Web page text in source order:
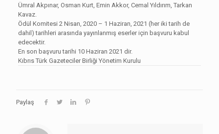
Ümral Akpınar, Osman Kurt, Emin Akkor, Cemal Yıldırım, Tarkan
Kavaz.
Ödül Komitesi 2 Nisan, 2020 – 1 Haziran, 2021 (her iki tarih de
dahil) tarihleri arasında yayınlanmış eserler için başvuru kabul
edecektir.
En son başvuru tarihi 10 Haziran 2021 dir.
Kıbrıs Türk Gazeteciler Birliği Yönetim Kurulu
Paylaş